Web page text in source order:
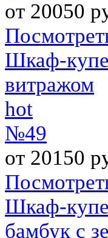
от 20050
Шкаф-
витражом
hot
№49
от 20150
Шкаф-
бамбук с